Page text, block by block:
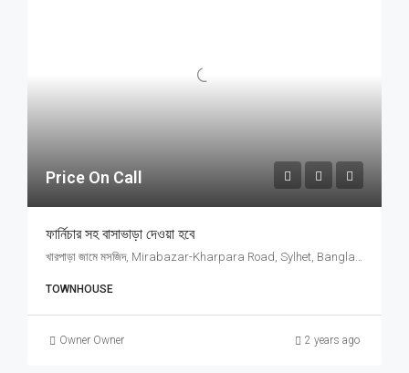
Price On Call
ফার্নিচার সহ বাসাভাড়া দেওয়া হবে
খারপাড়া জামে মসজিদ, Mirabazar-Kharpara Road, Sylhet, Bangladesh, খারপাড়া জামে মসজিদ, Mirabazar-Kharpara Road, Sylhet, Bangladesh, Sylhet, Sylhet Division
TOWNHOUSE
Owner Owner 2 years ago